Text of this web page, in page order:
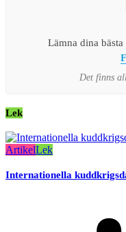
Lämna dina
Det finns
Lek
ArtikelLek
Internationella